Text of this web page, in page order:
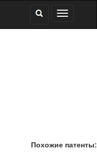
Похожие патенты: